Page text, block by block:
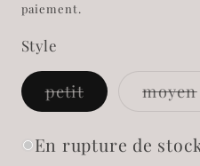
paiement.
Style
petitVariante
épuisée
indisponible
moyen
En rupture de